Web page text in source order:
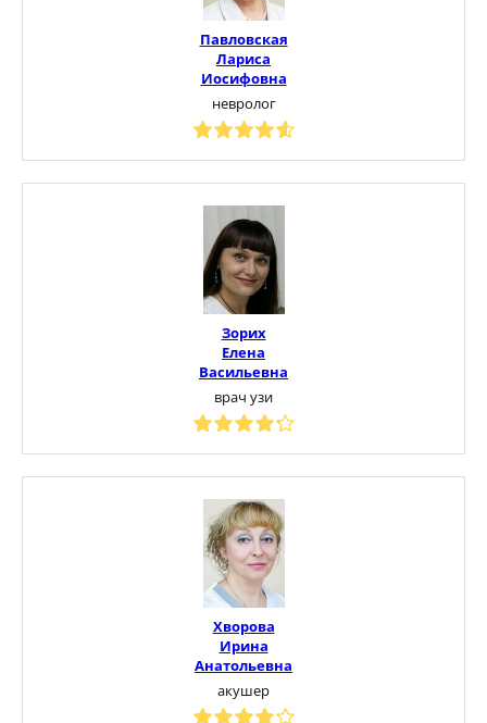
Павловская
Лариса
Иосифовна
невролог
Зорих
Елена
Васильевна
врач узи
Хворова
Ирина
Анатольевна
акушер